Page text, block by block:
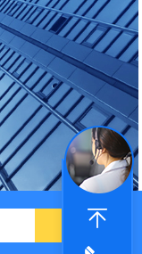
吸音吊顶 玻纤